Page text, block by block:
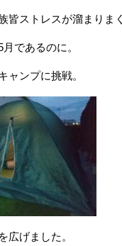
皆ストレスが溜まりま
であるのに。
ャンプに挑戦。
広げました。